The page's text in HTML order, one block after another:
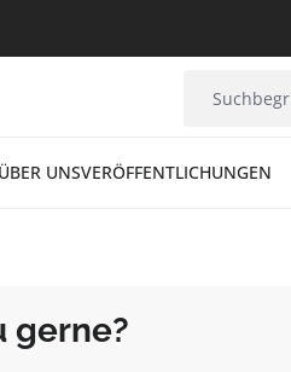
ÜBER UNSVERÖFFENTLICHUNGEN
gerne?